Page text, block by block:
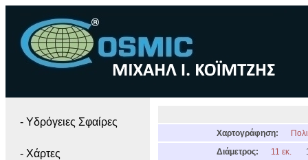
- Yδρόγειες Σφαίρες
- Χάρτες
Χαρτογράφηση:
Διάμετρος:
11 εκ.